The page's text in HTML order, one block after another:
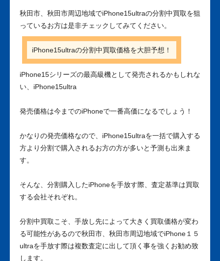
秋田市、秋田市周辺地域でiPhone15ultraの分割中買取を狙
っているお方は是非チェックしてみてください。
iPhone15ultraの分割中買取価格を大胆予想！
iPhone15シリーズの最高級機として発売されるかもしれな
い、iPhone15ultra
発売価格は今までのiPhoneで一番高価になるでしょう！
かなりの発売価格なので、iPhone15ultraを一括で購入する
方より分割で購入されるお方の方が多いと予測も出来ま
す。
そんな、分割購入したiPhoneを手放す際、査定基準は買取
する会社それぞれ。
分割中買取こそ、手放し先によって大きく買取価格が変わ
る可能性があるので秋田市、秋田市周辺地域でiPhone１５
ultraを手放す際は複数査定に出して頂く事を強くお勧め致
します。